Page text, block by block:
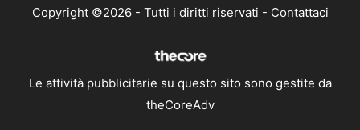
Copyright ©2026 - Tutti i diritti riservati - Contattaci
Le attività pubblicitarie su questo sito sono gestite da
theCoreAdv